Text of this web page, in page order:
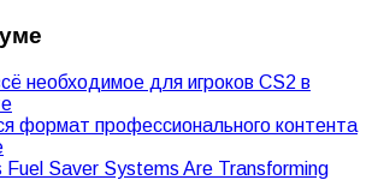
необходимое для игроков CS2 в
формат профессионального контента
Fuel Saver Systems Are Transforming